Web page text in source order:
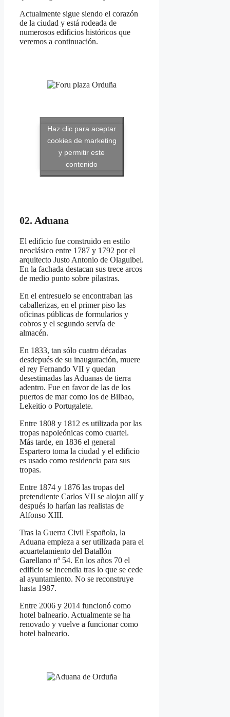
Actualmente sigue siendo el corazón
de la ciudad y está rodeada de
numerosos edificios históricos que
veremos a continuación.
Haz clic para aceptar
cookies de marketing
y permitir este
contenido
02. Aduana
El edificio fue construido en estilo
neoclásico entre 1787 y 1792 por el
arquitecto Justo Antonio de Olaguibel.
En la fachada destacan sus trece arcos
de medio punto sobre pilastras.
En el entresuelo se encontraban las
caballerizas, en el primer piso las
oficinas públicas de formularios y
cobros y el segundo servía de
almacén.
En 1833, tan sólo cuatro décadas
desdepués de su inauguración, muere
el rey Fernando VII y quedan
desestimadas las Aduanas de tierra
adentro. Fue en favor de las de los
puertos de mar como los de Bilbao,
Lekeitio o Portugalete.
Entre 1808 y 1812 es utilizada por las
tropas napoleónicas como cuartel.
Más tarde, en 1836 el general
Espartero toma la ciudad y el edificio
es usado como residencia para sus
tropas.
Entre 1874 y 1876 las tropas del
pretendiente Carlos VII se alojan allí y
después lo harían las realistas de
Alfonso XIII.
Tras la Guerra Civil Española, la
Aduana empieza a ser utilizada para el
acuartelamiento del Batallón
Garellano nº 54. En los años 70 el
edificio se incendia tras lo que se cede
al ayuntamiento. No se reconstruye
hasta 1987.
Entre 2006 y 2014 funcionó como
hotel balneario. Actualmente se ha
renovado y vuelve a funcionar como
hotel balneario.